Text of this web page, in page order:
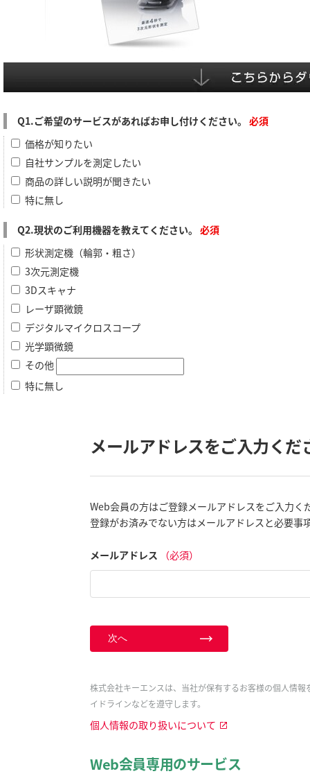
Q1.ご希望のサービスがあればお申し付けください。 必須
価格が知りたい
自社サンプルを測定したい
商品の詳しい説明が聞きたい
特に無し
Q2.現状のご利用機器を教えてください。 必須
形状測定機（輪郭・粗さ）
3次元測定機
3Dスキャナ
レーザ顕微鏡
デジタルマイクロスコープ
光学顕微鏡
その他
特に無し
メールアドレスをご入力くだ
Web会員の方はご登録メールアドレスをご入力く
登録がお済みでない方はメールアドレスと必要事
メールアドレス （必須）
次へ
株式会社キーエンスは、当社が保有するお客様の個人情
イドラインなどを遵守します。
個人情報の取り扱いについて
Web会員専用のサービス